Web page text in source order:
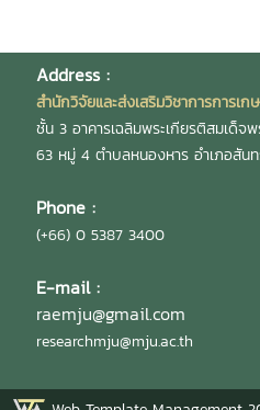
Address :
สำนักวิจัยและส่งเสริมวิชาการการเ
ชั้น 3 อาคารเฉลิมพระเกียรติสมเด็จ
63 หมู่ 4 ตำบลหนองหาร อำเภอสัน
Phone :
(+66) 0 5387 3400
E-mail :
raemju@gmail.com
researchmju@mju.ac.th